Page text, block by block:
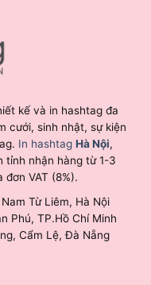
kế và in hashtag đa
cưới, sinh nhật, sự kiện
In hashtag Hà Nội,
tỉnh nhận hàng từ 1-3
VAT (8%).
Từ Liêm, Hà Nội
Phú, TP.Hồ Chí Minh
Cẩm Lệ, Đà Nẵng